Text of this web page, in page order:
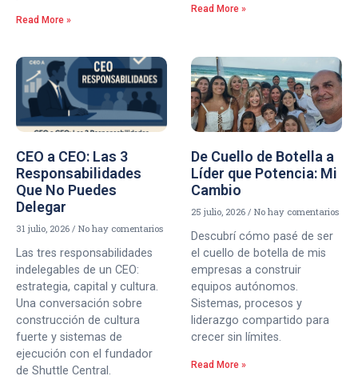
Read More »
Read More »
CEO a CEO: Las 3
Responsabilidades
Que No Puedes
Delegar
31 julio, 2026 No hay comentarios
Las tres responsabilidades
indelegables de un CEO:
estrategia, capital y cultura.
Una conversación sobre
construcción de cultura
fuerte y sistemas de
ejecución con el fundador
de Shuttle Central.
De Cuello de Botella a
Líder que Potencia: Mi
Cambio
25 julio, 2026 No hay comentarios
Descubrí cómo pasé de ser
el cuello de botella de mis
empresas a construir
equipos autónomos.
Sistemas, procesos y
liderazgo compartido para
crecer sin límites.
Read More »